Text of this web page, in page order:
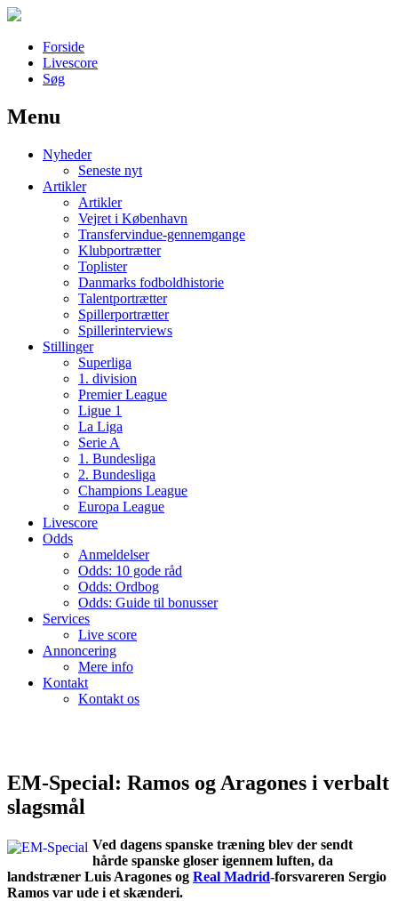
Forside
Livescore
Søg
Наши партнеры
лучшие займы
Menu
Nyheder
Seneste nyt
Artikler
Artikler
Vejret i København
Transfervindue-gennemgange
Klubportrætter
Toplister
Danmarks fodboldhistorie
Talentportrætter
Spillerportrætter
Spillerinterviews
Stillinger
Superliga
1. division
Premier League
Ligue 1
La Liga
Serie A
1. Bundesliga
2. Bundesliga
Champions League
Europa League
Livescore
Odds
Anmeldelser
Odds: 10 gode råd
Odds: Ordbog
Odds: Guide til bonusser
Services
Live score
Annoncering
Mere info
Kontakt
Kontakt os
EM-Special: Ramos og Aragones i verbalt
slagsmål
Ved dagens spanske træning blev der sendt
hårde spanske gloser igennem luften, da
landstræner Luis Aragones og Real Madrid-forsvareren Sergio
Ramos var ude i et skænderi.